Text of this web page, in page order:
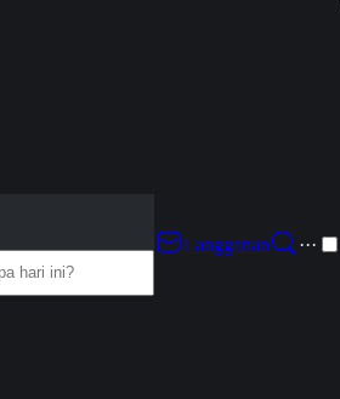
Langganan
···